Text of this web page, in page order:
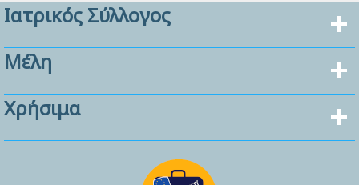
Ιατρικός Σύλλογος
Μέλη
Χρήσιμα